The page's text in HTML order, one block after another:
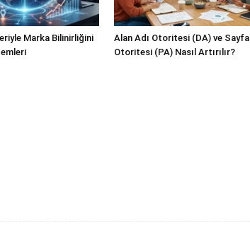
Marka Bilinirliğini
Alan Adı Otoritesi (DA) ve Sayfa
Otoritesi (PA) Nasıl Artırılır?